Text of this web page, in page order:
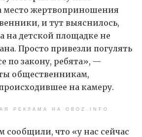
место жертвоприношения
и тут выяснилось,
на детской площадке не
Просто привезли погулять
по закону, ребята», —
общественникам,
на камеру.
РЕКЛАМА НА OBOZ.INFO
что «у нас сейчас